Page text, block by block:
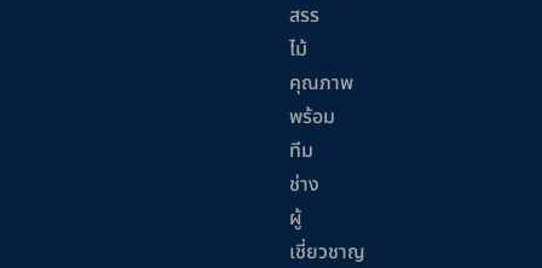
สรร
ไม้
คุณภาพ
พร้อม
ทีม
ช่าง
ผู้
เชี่ยวชาญ